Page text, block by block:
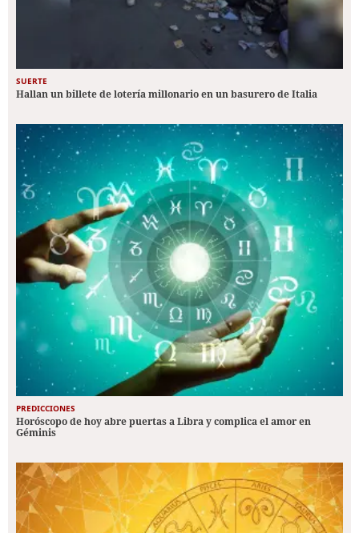
SUERTE
Hallan un billete de lotería millonario en un basurero de Italia
PREDICCIONES
Horóscopo de hoy abre puertas a Libra y complica el amor en
Géminis